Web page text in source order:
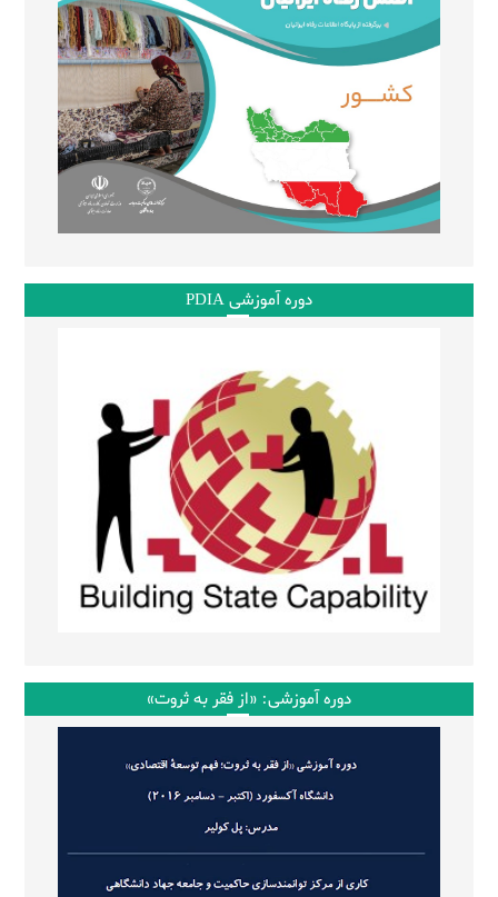
دوره آموزشی PDIA
دوره آموزشی: «از فقر به ثروت»